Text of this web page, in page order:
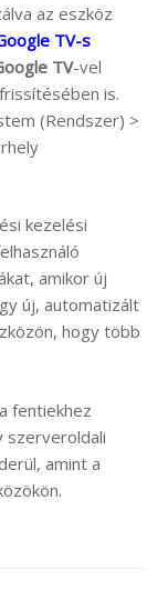
az eszköz
TV-s
TV-vel
is.
(Rendszer) >
kezelési
amikor új
új, automatizált
hogy több
fentiekhez
szerveroldali
amint a